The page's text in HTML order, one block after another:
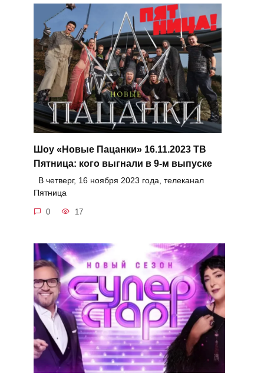
Шоу «Новые Пацанки» 16.11.2023 ТВ
Пятница: кого выгнали в 9-м выпуске
В четверг, 16 ноября 2023 года, телеканал
Пятница
0 17